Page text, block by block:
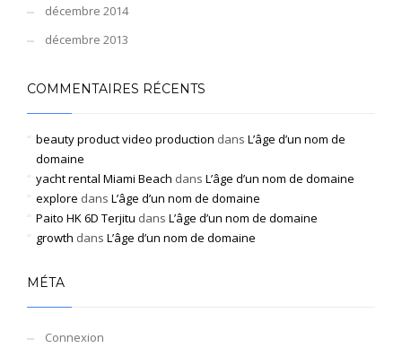
décembre 2014
décembre 2013
COMMENTAIRES RÉCENTS
beauty product video production dans L’âge d’un nom de
domaine
yacht rental Miami Beach dans L’âge d’un nom de domaine
explore dans L’âge d’un nom de domaine
Paito HK 6D Terjitu dans L’âge d’un nom de domaine
growth dans L’âge d’un nom de domaine
MÉTA
Connexion